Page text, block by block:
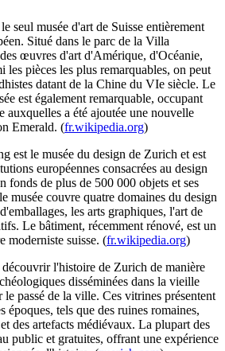
seul musée d'art de Suisse entièrement
Situé dans le parc de la Villa
œuvres d'art d'Amérique, d'Océanie,
pièces les plus remarquables, on peut
datant de la Chine du VIe siècle. Le
est également remarquable, occupant
a été ajoutée une nouvelle
Emerald. (fr.wikipedia.org)
est le musée du design de Zurich et est
européennes consacrées au design
fonds de plus de 500 000 objets et ses
musée couvre quatre domaines du design
les arts graphiques, l'art de
Le bâtiment, récemment rénové, est un
moderniste suisse. (fr.wikipedia.org)
l'histoire de Zurich de manière
disséminées dans la vieille
passé de la ville. Ces vitrines présentent
époques, tels que des ruines romaines,
des artefacts médiévaux. La plupart des
public et gratuites, offrant une expérience